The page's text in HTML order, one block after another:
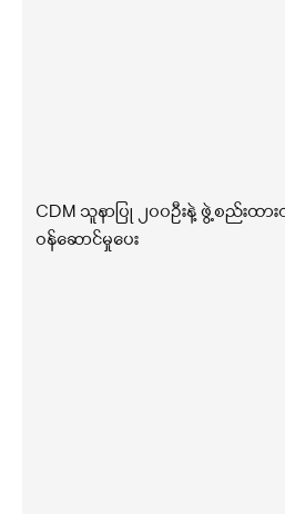
CDM သူနာပြု ၂၀၀ဦးနဲ့ ဖွဲ့စည်းထာ
ဝန်ဆောင်မှုပေး